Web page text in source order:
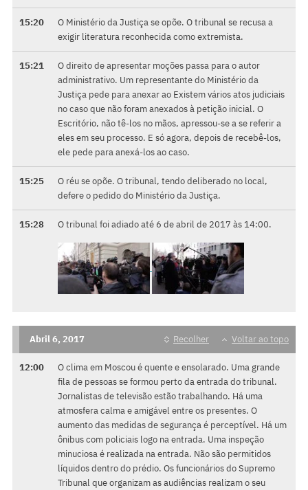
15:20
O Ministério da Justiça se opõe. O tribunal se recusa a
exigir literatura reconhecida como extremista.
15:21
O direito de apresentar moções passa para o autor
administrativo. Um representante do Ministério da
Justiça pede para anexar ao Existem vários atos judiciais
no caso que não foram anexados à petição inicial. O
Escritório, não tê-los no mãos, apressou-se a se referir a
eles em seu processo. E só agora, depois de recebê-los,
ele pede para anexá-los ao caso.
15:25
O réu se opõe. O tribunal, tendo deliberado no local,
defere o pedido do Ministério da Justiça.
15:28 O tribunal foi adiado até 6 de abril de 2017 às 14:00.
Abril 6, 2017 Voltar ao topo
Recolher
12:00
O clima em Moscou é quente e ensolarado. Uma grande
fila de pessoas se formou perto da entrada do tribunal.
Jornalistas de televisão estão trabalhando. Há uma
atmosfera calma e amigável entre os presentes. O
aumento das medidas de segurança é perceptível. Há um
ônibus com policiais logo na entrada. Uma inspeção
minuciosa é realizada na entrada. Não são permitidos
líquidos dentro do prédio. Os funcionários do Supremo
Tribunal que organizam as audiências realizam o seu